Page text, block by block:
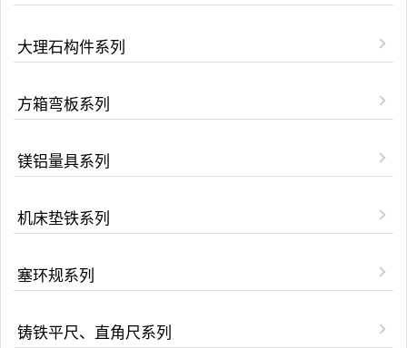
大理石构件系列
方箱弯板系列
镁铝量具系列
机床垫铁系列
塞环规系列
铸铁平尺、直角尺系列